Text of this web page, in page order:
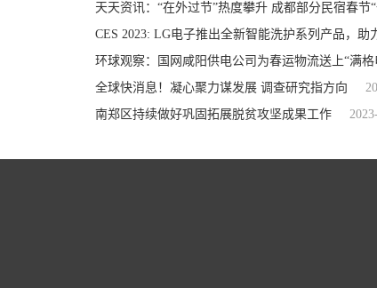
天天资讯：“在外过节”热度攀升 成都部分民宿春节
CES 2023: LG电子推出全新智能洗护系列产品，助
环球观察：国网咸阳供电公司为春运物流送上“满格
全球快消息！凝心聚力谋发展 调查研究指方向
南郑区持续做好巩固拓展脱贫攻坚成果工作